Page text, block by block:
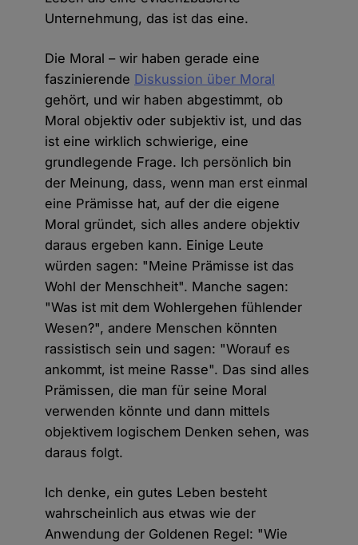
Unternehmung, das ist das eine.
Die Moral – wir haben gerade eine
faszinierende Diskussion über Moral
gehört, und wir haben abgestimmt, ob
Moral objektiv oder subjektiv ist, und das
ist eine wirklich schwierige, eine
grundlegende Frage. Ich persönlich bin
der Meinung, dass, wenn man erst einmal
eine Prämisse hat, auf der die eigene
Moral gründet, sich alles andere objektiv
daraus ergeben kann. Einige Leute
würden sagen: "Meine Prämisse ist das
Wohl der Menschheit". Manche sagen:
"Was ist mit dem Wohlergehen fühlender
Wesen?", andere Menschen könnten
rassistisch sein und sagen: "Worauf es
ankommt, ist meine Rasse". Das sind alles
Prämissen, die man für seine Moral
verwenden könnte und dann mittels
objektivem logischem Denken sehen, was
daraus folgt.
Ich denke, ein gutes Leben besteht
wahrscheinlich aus etwas wie der
Anwendung der Goldenen Regel: "Wie